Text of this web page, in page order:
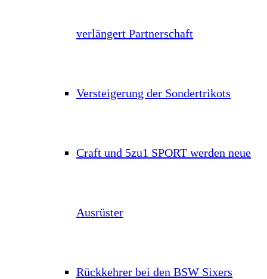
verlängert Partnerschaft
Versteigerung der Sondertrikots
Craft und 5zu1 SPORT werden neue
Ausrüster
Rückkehrer bei den BSW Sixers